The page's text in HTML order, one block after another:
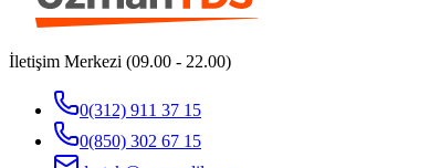
İletişim Merkezi (09.00 - 22.00)
0(312) 911 37 15
0(850) 302 67 15